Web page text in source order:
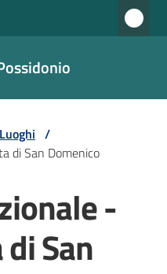
Luoghi /
di San Domenico
-
San